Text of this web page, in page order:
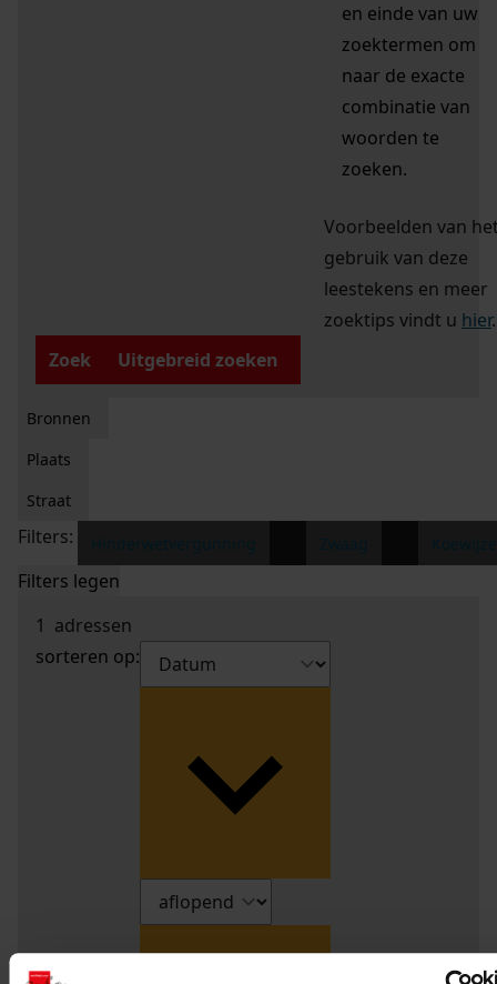
en einde van uw
zoektermen om
naar de exacte
combinatie van
woorden te
zoeken.
Voorbeelden van
gebruik van deze
leestekens en meer
zoektips vindt u hier.
Zoek
Uitgebreid zoeken
Bronnen
Plaats
Straat
Filters:
Filters legen
1 adressen
sorteren op: